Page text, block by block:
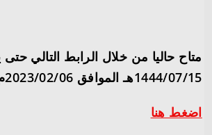
متاح حاليا من خلال الرابط التالي حتى
1444/07/15هـ الموافق 2023/02/06م.:
اضغط هنا